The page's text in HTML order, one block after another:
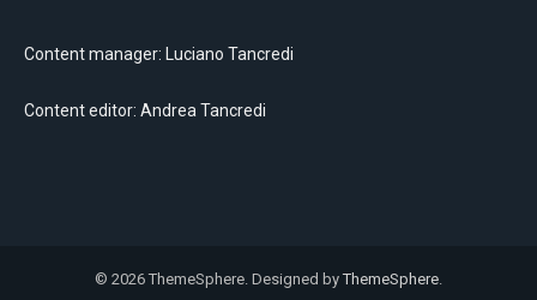
Content manager: Luciano Tancredi
Content editor: Andrea Tancredi
© 2026 ThemeSphere. Designed byThemeSphere.